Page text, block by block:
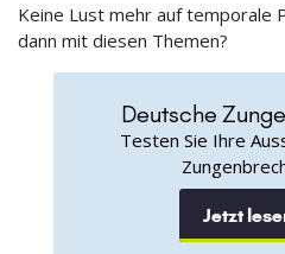
Keine Lust mehr auf temporale
dann mit diesen Themen?
Deutsche
Testen Sie Ihre
Jetzt